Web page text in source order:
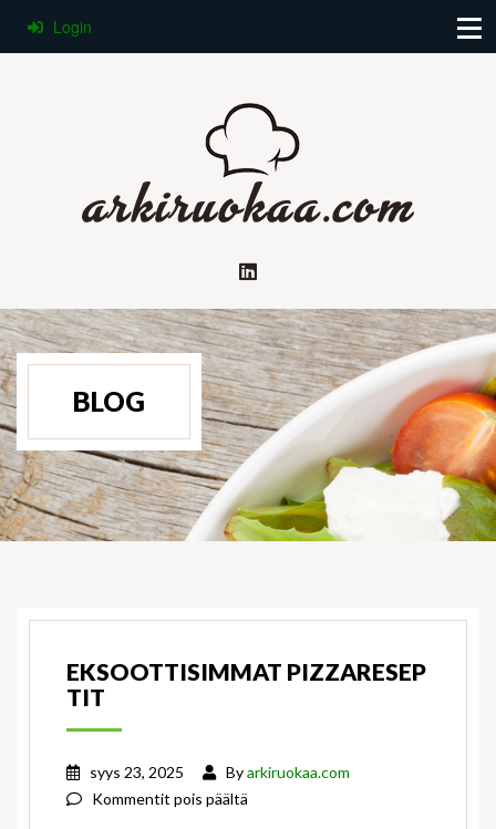
Login
BLOG
EKSOOTTISIMMAT PIZZARESEP
TIT
syys 23, 2025 Byarkiruokaa.com
Kommentit pois päältä